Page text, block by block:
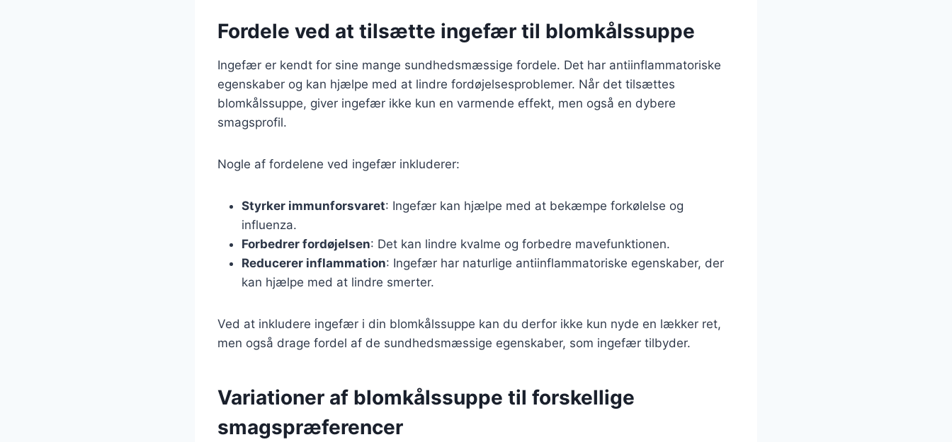
Fordele ved at tilsætte ingefær til blomkålssuppe
Ingefær er kendt for sine mange sundhedsmæssige fordele. Det har antiinflammatoriske
egenskaber og kan hjælpe med at lindre fordøjelsesproblemer. Når det tilsættes
blomkålssuppe, giver ingefær ikke kun en varmende effekt, men også en dybere
smagsprofil.
Nogle af fordelene ved ingefær inkluderer:
Styrker immunforsvaret: Ingefær kan hjælpe med at bekæmpe forkølelse og
influenza.
Forbedrer fordøjelsen: Det kan lindre kvalme og forbedre mavefunktionen.
Reducerer inflammation: Ingefær har naturlige antiinflammatoriske egenskaber, der
kan hjælpe med at lindre smerter.
Ved at inkludere ingefær i din blomkålssuppe kan du derfor ikke kun nyde en lækker ret,
men også drage fordel af de sundhedsmæssige egenskaber, som ingefær tilbyder.
Variationer af blomkålssuppe til forskellige
smagspræferencer